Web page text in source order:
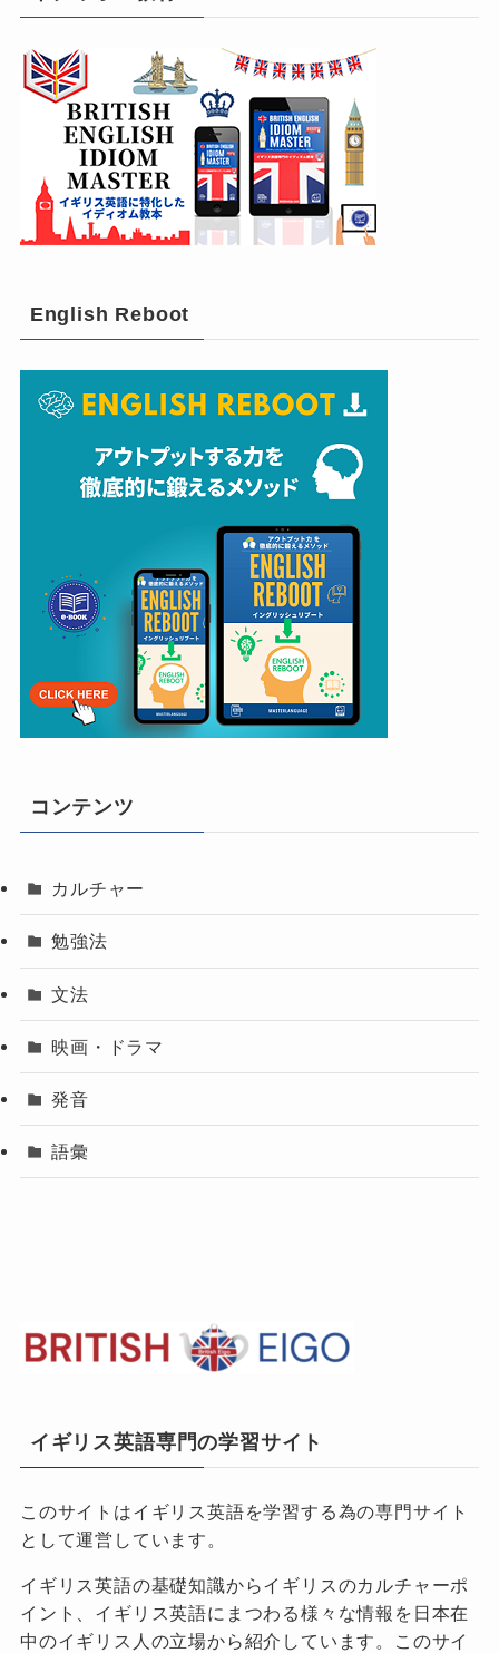
English Reboot
コンテンツ
カルチャー
勉強法
文法
映画・ドラマ
発音
語彙
イギリス英語専門の学習サイト
このサイトはイギリス英語を学習する為の専門サイト
として運営しています。
イギリス英語の基礎知識からイギリスのカルチャーポ
イント、イギリス英語にまつわる様々な情報を日本在
中のイギリス人の立場から紹介しています。このサイ